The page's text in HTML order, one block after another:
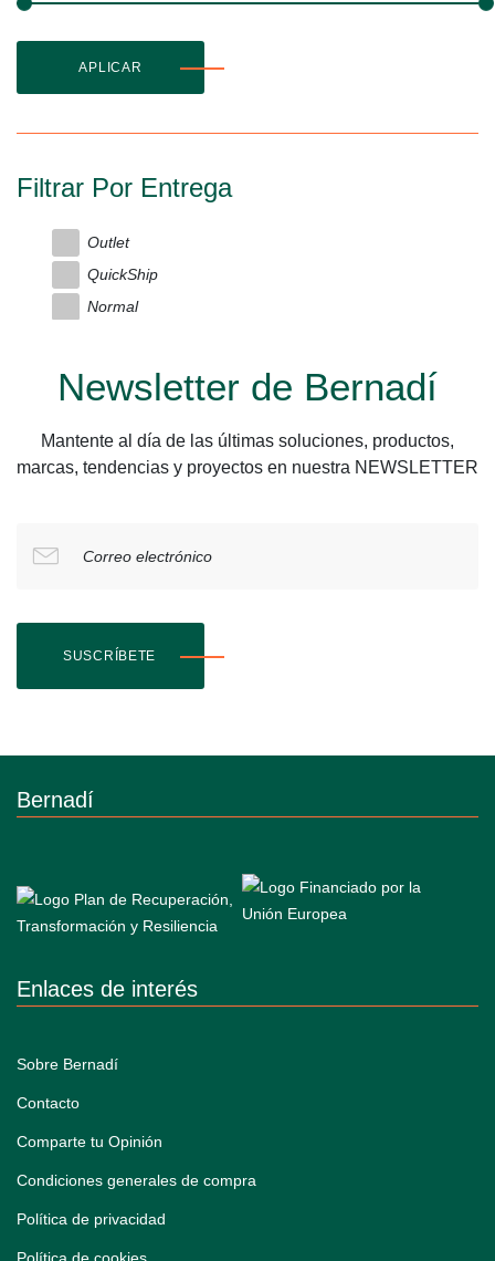
APLICAR
Filtrar Por Entrega
Outlet
QuickShip
Normal
Newsletter de Bernadí
Mantente al día de las últimas soluciones, productos,
marcas, tendencias y proyectos en nuestra NEWSLETTER
Correo electrónico
SUSCRÍBETE
Bernadí
Enlaces de interés
Sobre Bernadí
Contacto
Comparte tu Opinión
Condiciones generales de compra
Política de privacidad